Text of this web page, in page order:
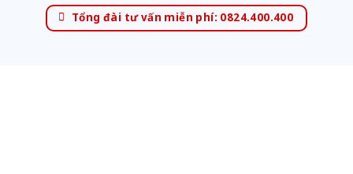
Tổng đài tư vấn miễn phí: 0824.400.400